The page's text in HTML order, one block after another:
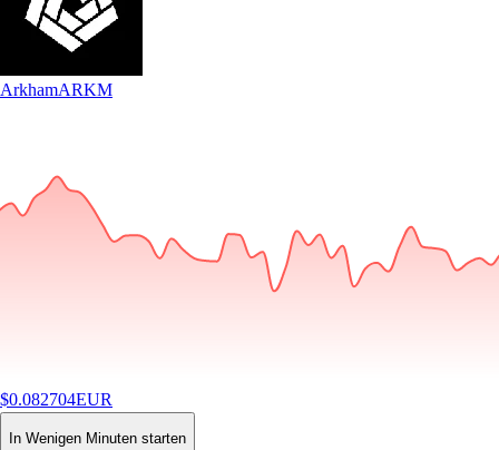
ArkhamARKM
$0.082704EUR
-1.02%24H
Buy
In Wenigen Minuten starten